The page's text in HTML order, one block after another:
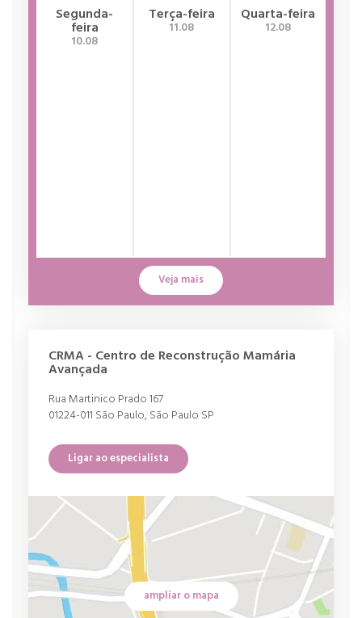
Segunda-
feira
10.08
Terça-feira
11.08
Quarta-feira
12.08
Veja mais
CRMA - Centro de Reconstrução Mamária
Avançada
Rua Martinico Prado 167
01224-011 São Paulo, São Paulo SP
Ligar ao especialista
ampliar o mapa